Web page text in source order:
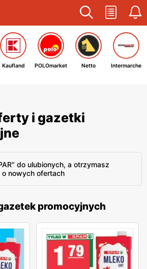
Kaufland POLOmarket Netto Intermarche
i gazetki
do ulubionych, a otrzymasz
o nowych ofertach
promocyjnych